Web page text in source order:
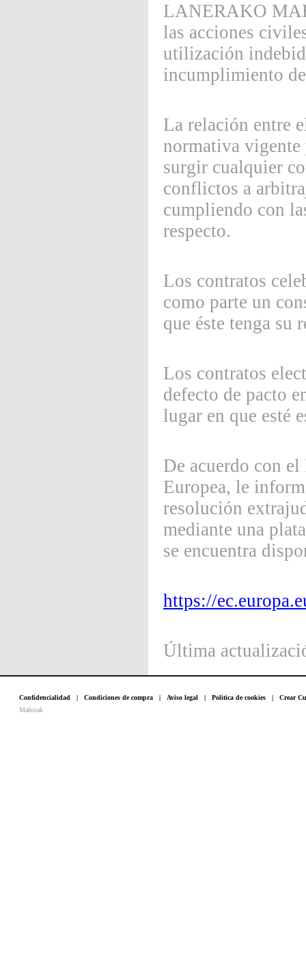
LANERAKO
las acciones
utilización
incumplimiento
La relación entre
normativa
surgir cualquier
conflictos a
cumpliendo con
respecto.
Los contratos
como parte un
que éste tenga su
Los contratos
defecto de pacto
lugar en que esté
De acuerdo con
Europea, le
resolución
mediante una
se encuentra
https://
Última
Confidencialidad | Condiciones de compra | Aviso legal | Politica de cookies | Crear
Mahoiak